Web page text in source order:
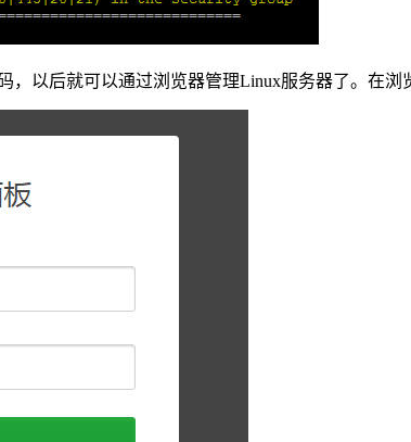
，以后就可以通过浏览器管理Linux服务器了。在